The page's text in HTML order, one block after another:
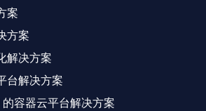
案
方案
解决方案
台解决方案
容器云平台解决方案